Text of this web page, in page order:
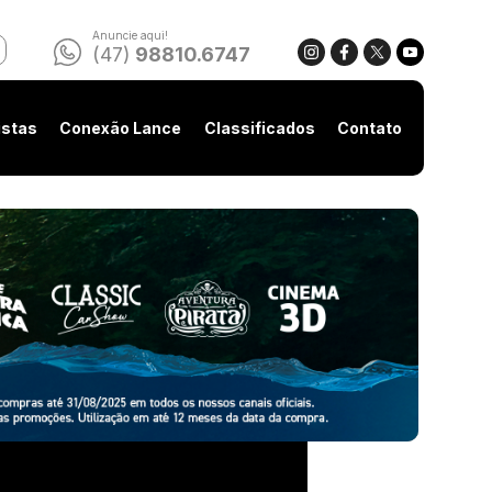
Anuncie aqui!
(47) 98810.6747
Conexão Lance Classificados Contato